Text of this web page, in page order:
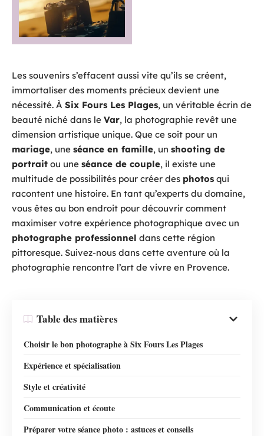
Les souvenirs s’effacent aussi vite qu’ils se créent,
immortaliser des moments précieux devient une
nécessité. À Six Fours Les Plages, un véritable écrin de
beauté niché dans le Var, la photographie revêt une
dimension artistique unique. Que ce soit pour un
mariage, une séance en famille, un shooting de
portrait ou une séance de couple, il existe une
multitude de possibilités pour créer des photos qui
racontent une histoire. En tant qu’experts du domaine,
vous êtes au bon endroit pour découvrir comment
maximiser votre expérience photographique avec un
photographe professionnel dans cette région
pittoresque. Suivez-nous dans cette aventure où la
photographie rencontre l’art de vivre en Provence.
Table des matières
Choisir le bon photographe à Six Fours Les Plages
Expérience et spécialisation
Style et créativité
Communication et écoute
Préparer votre séance photo : astuces et conseils